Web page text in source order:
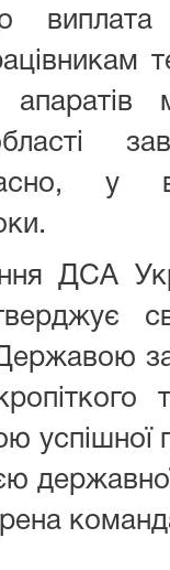
у
ДСА
успішної